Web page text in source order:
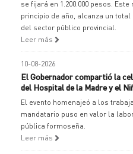
se fijará en 1.200.000 pesos.
principio de año, alcanza un
del sector público provincial.
Leer más
10-08-2026
El Gobernador compartió la
del Hospital de la Madre y el
El evento homenajeó a los
mandatario puso en valor la
pública formoseña.
Leer más